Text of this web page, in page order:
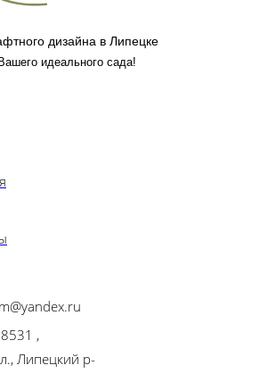
дизайна в Липецке
идеального сада!
,
Липецкий р-